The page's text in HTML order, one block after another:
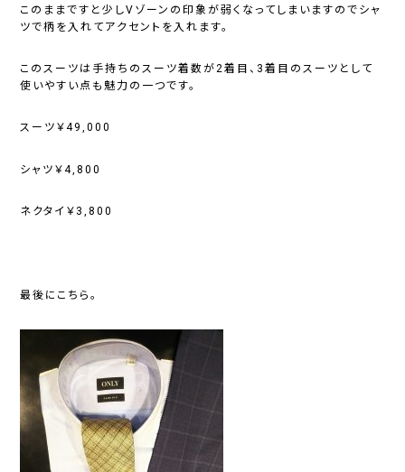
このままですと少しVゾーンの印象が弱くなってしまいますのでシャ
ツで柄を入れてアクセントを入れます。
このスーツは手持ちのスーツ着数が2着目、3着目のスーツとして
使いやすい点も魅力の一つです。
スーツ￥49,000
シャツ￥4,800
ネクタイ￥3,800
最後にこちら。